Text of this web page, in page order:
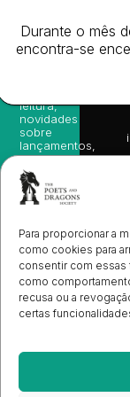
Para proporcionar a
como cookies para
consentir com
como
recusa ou a
certas
e
receba
as
leitura,
novidades
sobre
lançamentos,
vantagens
exclusivas
e
avisos
e-mail.
Subscrever
Durante o mês
encontra-se